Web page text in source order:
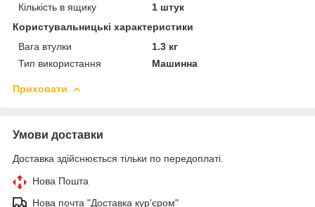
Кількість в ящику
1 штук
Користувальницькі характеристики
Вага втулки
1.3 кг
Тип використання
Машинна
Приховати
Умови доставки
Доставка здійснюється тільки по передоплаті.
Нова Пошта
Нова почта "Доставка кур'єром"